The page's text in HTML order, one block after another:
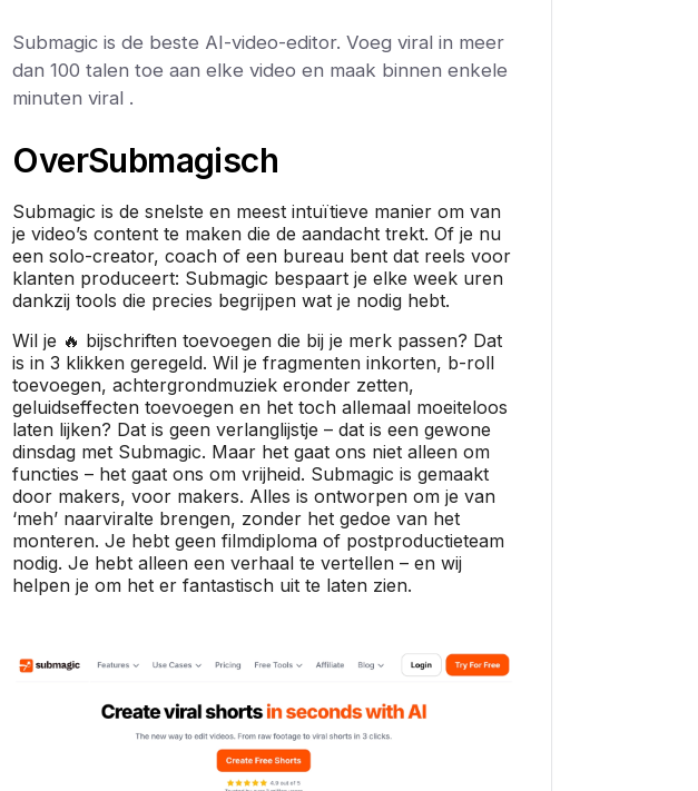
Submagic is de beste AI-video-editor. Voeg viral in meer
dan 100 talen toe aan elke video en maak binnen enkele
minuten viral .
OverSubmagisch
Submagic is de snelste en meest intuïtieve manier om van
je video’s content te maken die de aandacht trekt. Of je nu
een solo-creator, coach of een bureau bent dat reels voor
klanten produceert: Submagic bespaart je elke week uren
dankzij tools die precies begrijpen wat je nodig hebt.
Wil je 🔥 bijschriften toevoegen die bij je merk passen? Dat
is in 3 klikken geregeld. Wil je fragmenten inkorten, b-roll
toevoegen, achtergrondmuziek eronder zetten,
geluidseffecten toevoegen en het toch allemaal moeiteloos
laten lijken? Dat is geen verlanglijstje – dat is een gewone
dinsdag met Submagic. Maar het gaat ons niet alleen om
functies – het gaat ons om vrijheid. Submagic is gemaakt
door makers, voor makers. Alles is ontworpen om je van
‘meh’ naarviralte brengen, zonder het gedoe van het
monteren. Je hebt geen filmdiploma of postproductieteam
nodig. Je hebt alleen een verhaal te vertellen – en wij
helpen je om het er fantastisch uit te laten zien.